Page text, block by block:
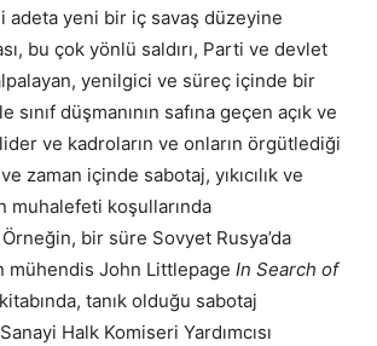
adeta yeni bir iç savaş düzeyine
bu çok yönlü saldırı, Parti ve devlet
yenilgici ve süreç içinde bir
düşmanının safına geçen açık ve
ve kadroların ve onların örgütlediği
zaman içinde sabotaj, yıkıcılık ve
muhalefeti koşullarında
bir süre Sovyet Rusya’da
mühendis John Littlepage In Search of
tanık olduğu sabotaj
Halk Komiseri Yardımcısı